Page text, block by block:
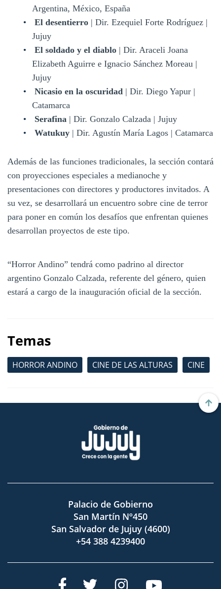
Argentina, México, España
El desentierro | Dir. Ezequiel Forte Rodríguez |
Jujuy
El soldado y el diablo | Dir. Araceli Joana
Elizabeth Aguirre e Ignacio Sánchez Moreau |
Jujuy
Nicasio en la oscuridad | Dir. Diego Yapur |
Catamarca
Serafina | Dir. Gonzalo Calzada | Jujuy
Watukuy | Dir. Agustín María Lagos | Catamarca
Además de las funciones tradicionales, la sección contará
con proyecciones especiales a medianoche y
presentaciones con directores y productores invitados. A
su vez, se desarrollará un encuentro sobre cine de terror
para poner en común los desafíos que enfrentan quienes
desarrollan proyectos de este tipo.
“Horror Andino” tendrá como padrino al director
argentino Gonzalo Calzada, referente del género, quien
estará a cargo de la inauguración oficial de la sección.
Temas
HORROR ANDINO CINE DE LAS ALTURAS CINE
Palacio de Gobierno
San Martín Nº450
San Salvador de Jujuy (4600)
+54 388 4239400